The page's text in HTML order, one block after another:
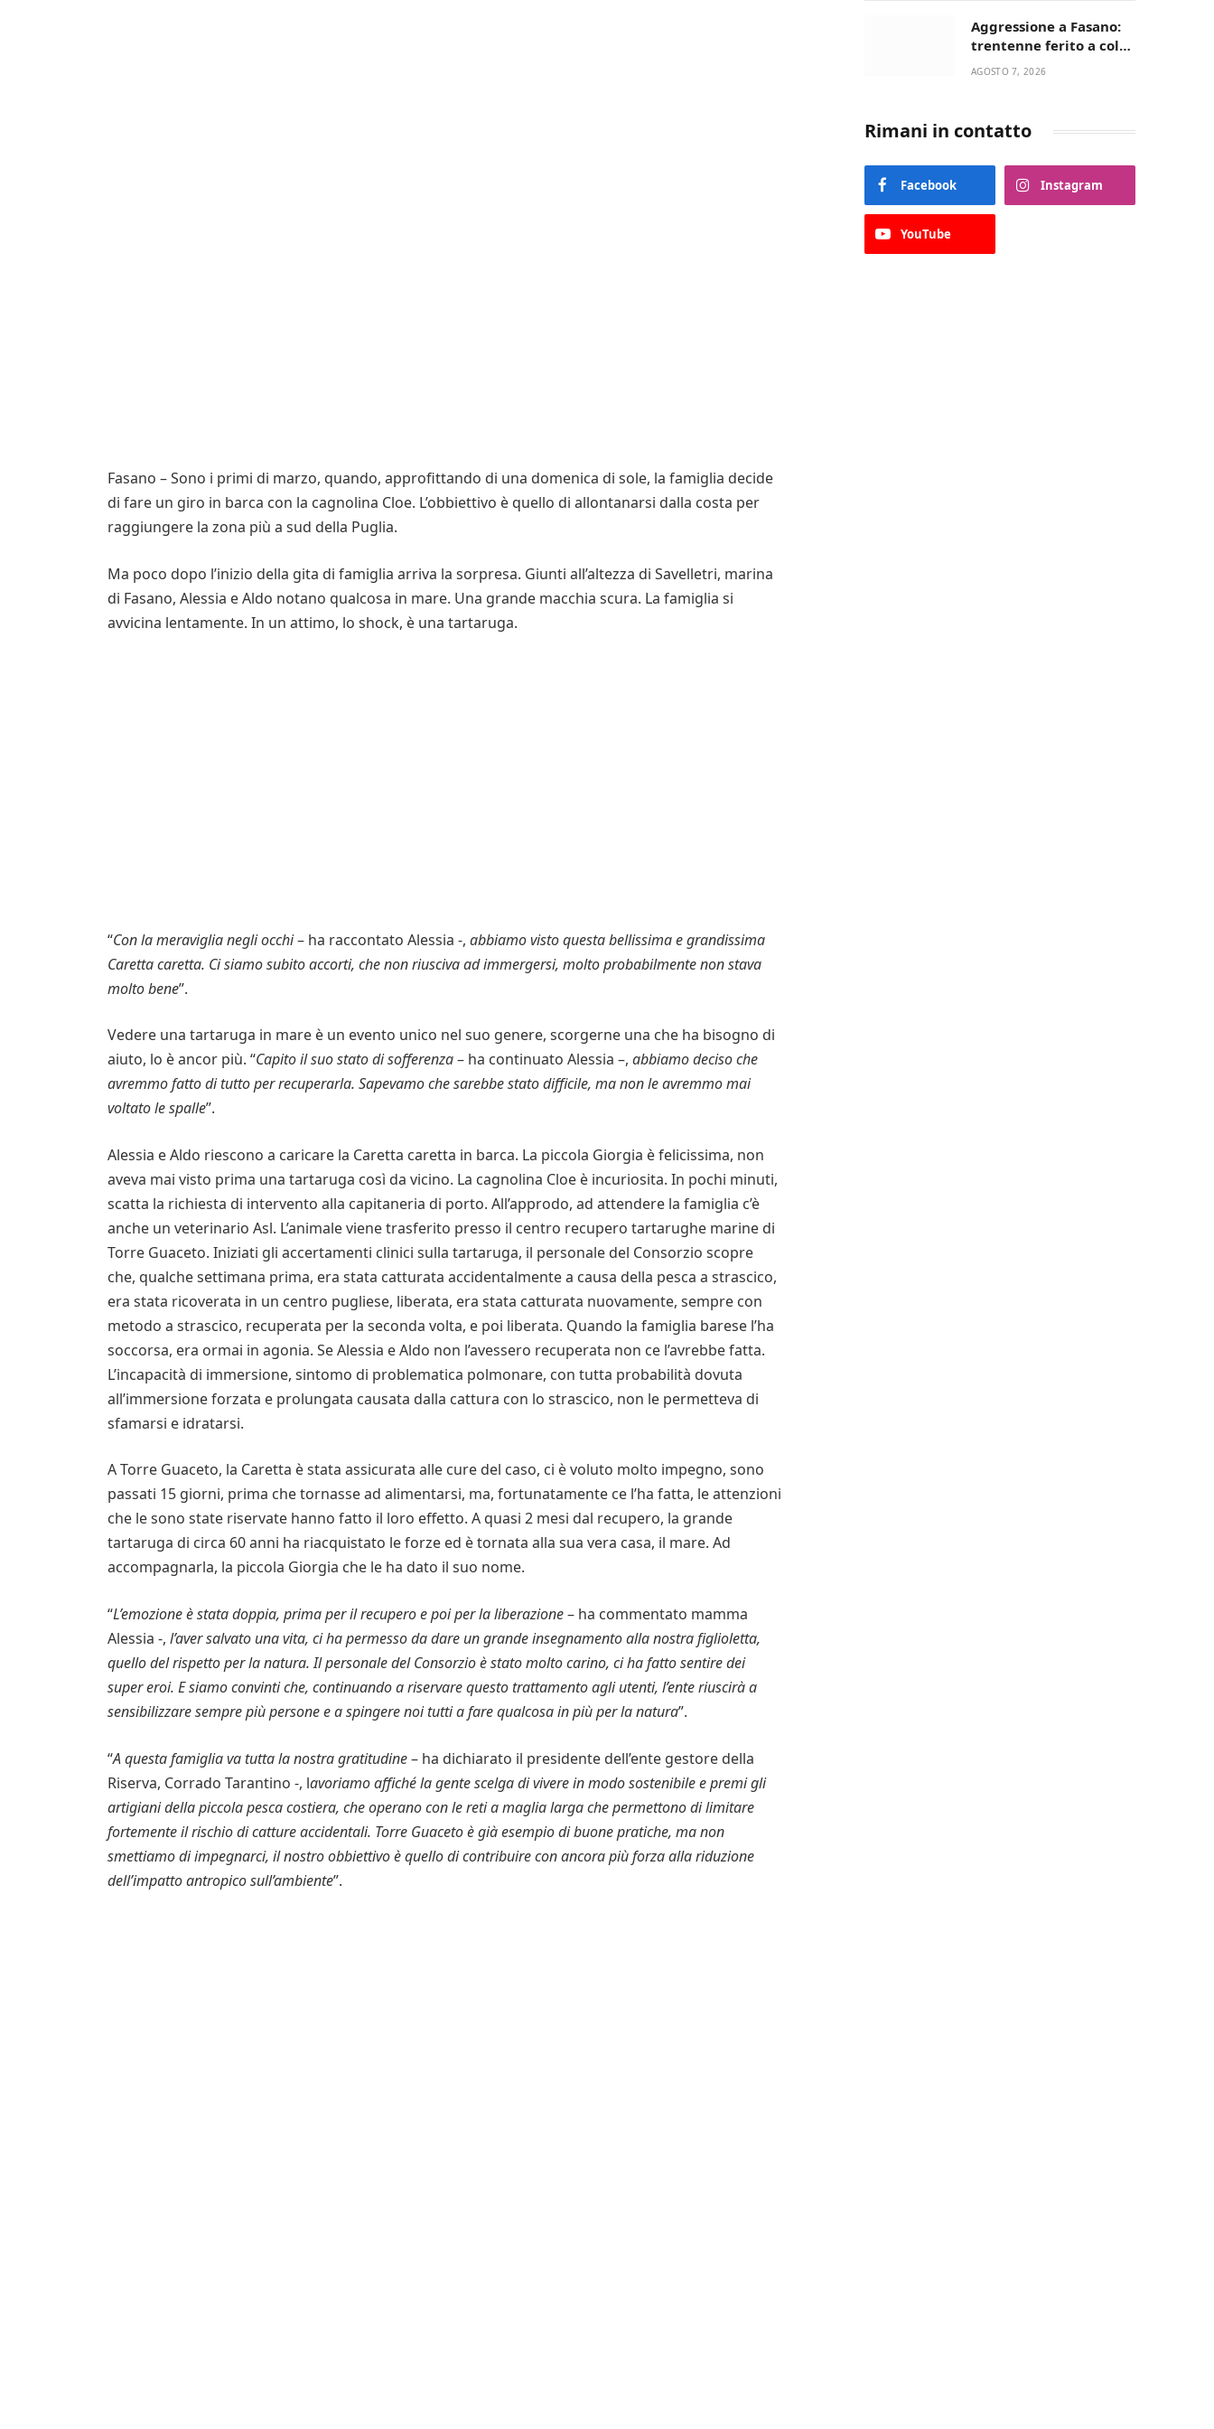
Fasano – Sono i primi di marzo, quando, approfittando di una domenica di sole, la famiglia decide
di fare un giro in barca con la cagnolina Cloe. L’obbiettivo è quello di allontanarsi dalla costa per
raggiungere la zona più a sud della Puglia.
Ma poco dopo l’inizio della gita di famiglia arriva la sorpresa. Giunti all’altezza di Savelletri, marina
di Fasano, Alessia e Aldo notano qualcosa in mare. Una grande macchia scura. La famiglia si
avvicina lentamente. In un attimo, lo shock, è una tartaruga.
“Con la meraviglia negli occhi– ha raccontato Alessia -, abbiamo visto questa bellissima e grandissima
Caretta caretta. Ci siamo subito accorti, che non riusciva ad immergersi, molto probabilmente non stava
molto bene”.
Vedere una tartaruga in mare è un evento unico nel suo genere, scorgerne una che ha bisogno di
aiuto, lo è ancor più. “Capito il suo stato di sofferenza– ha continuato Alessia –, abbiamo deciso che
avremmo fatto di tutto per recuperarla. Sapevamo che sarebbe stato difficile, ma non le avremmo mai
voltato le spalle”.
Alessia e Aldo riescono a caricare la Caretta caretta in barca. La piccola Giorgia è felicissima, non
aveva mai visto prima una tartaruga così da vicino. La cagnolina Cloe è incuriosita. In pochi minuti,
scatta la richiesta di intervento alla capitaneria di porto. All’approdo, ad attendere la famiglia c’è
anche un veterinario Asl. L’animale viene trasferito presso il centro recupero tartarughe marine di
Torre Guaceto. Iniziati gli accertamenti clinici sulla tartaruga, il personale del Consorzio scopre
che, qualche settimana prima, era stata catturata accidentalmente a causa della pesca a strascico,
era stata ricoverata in un centro pugliese, liberata, era stata catturata nuovamente, sempre con
metodo a strascico, recuperata per la seconda volta, e poi liberata. Quando la famiglia barese l’ha
soccorsa, era ormai in agonia. Se Alessia e Aldo non l’avessero recuperata non ce l’avrebbe fatta.
L’incapacità di immersione, sintomo di problematica polmonare, con tutta probabilità dovuta
all’immersione forzata e prolungata causata dalla cattura con lo strascico, non le permetteva di
sfamarsi e idratarsi.
A Torre Guaceto, la Caretta è stata assicurata alle cure del caso, ci è voluto molto impegno, sono
passati 15 giorni, prima che tornasse ad alimentarsi, ma, fortunatamente ce l’ha fatta, le attenzioni
che le sono state riservate hanno fatto il loro effetto. A quasi 2 mesi dal recupero, la grande
tartaruga di circa 60 anni ha riacquistato le forze ed è tornata alla sua vera casa, il mare. Ad
accompagnarla, la piccola Giorgia che le ha dato il suo nome.
“L’emozione è stata doppia, prima per il recupero e poi per la liberazione– ha commentato mamma
Alessia -, l’aver salvato una vita, ci ha permesso da dare un grande insegnamento alla nostra figlioletta,
quello del rispetto per la natura. Il personale del Consorzio è stato molto carino, ci ha fatto sentire dei
super eroi. E siamo convinti che, continuando a riservare questo trattamento agli utenti, l’ente riuscirà a
sensibilizzare sempre più persone e a spingere noi tutti a fare qualcosa in più per la natura”.
“A questa famiglia va tutta la nostra gratitudine– ha dichiarato il presidente dell’ente gestore della
Riserva, Corrado Tarantino -, lavoriamo affiché la gente scelga di vivere in modo sostenibile e premi gli
artigiani della piccola pesca costiera, che operano con le reti a maglia larga che permettono di limitare
fortemente il rischio di catture accidentali. Torre Guaceto è già esempio di buone pratiche, ma non
smettiamo di impegnarci, il nostro obbiettivo è quello di contribuire con ancora più forza alla riduzione
dell’impatto antropico sull’ambiente”.
Aggressione a Fasano:
trentenne ferito a colpi
di pistola in casa
AGOSTO 7, 2026
Rimani in contatto
Facebook Instagram
YouTube